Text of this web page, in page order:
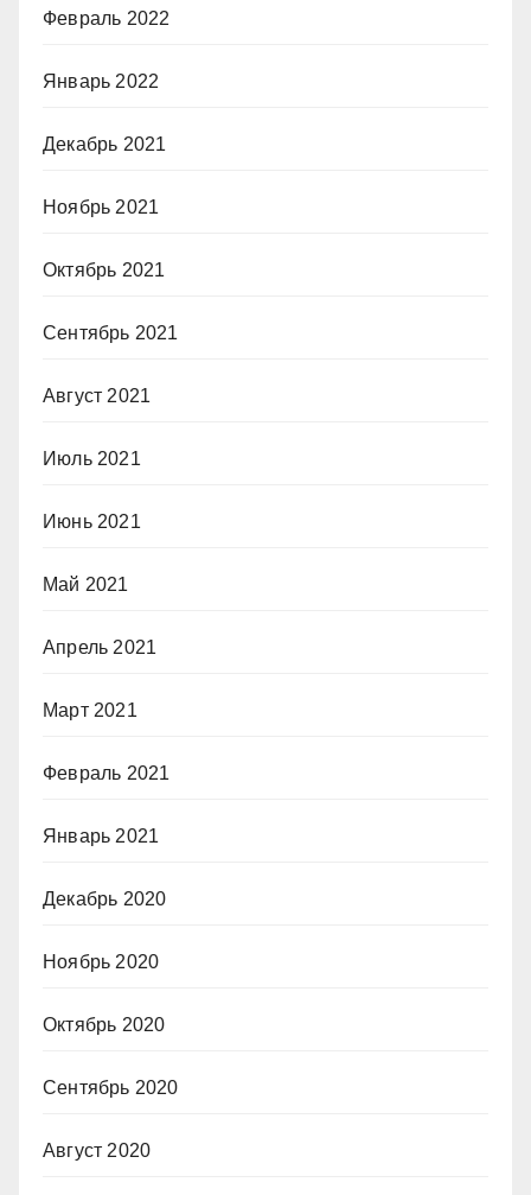
Февраль 2022
Январь 2022
Декабрь 2021
Ноябрь 2021
Октябрь 2021
Сентябрь 2021
Август 2021
Июль 2021
Июнь 2021
Май 2021
Апрель 2021
Март 2021
Февраль 2021
Январь 2021
Декабрь 2020
Ноябрь 2020
Октябрь 2020
Сентябрь 2020
Август 2020